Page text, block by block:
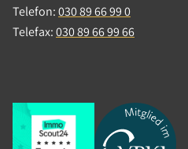
Telefon:030 89 66 99 0
Telefax:030 89 66 99 66